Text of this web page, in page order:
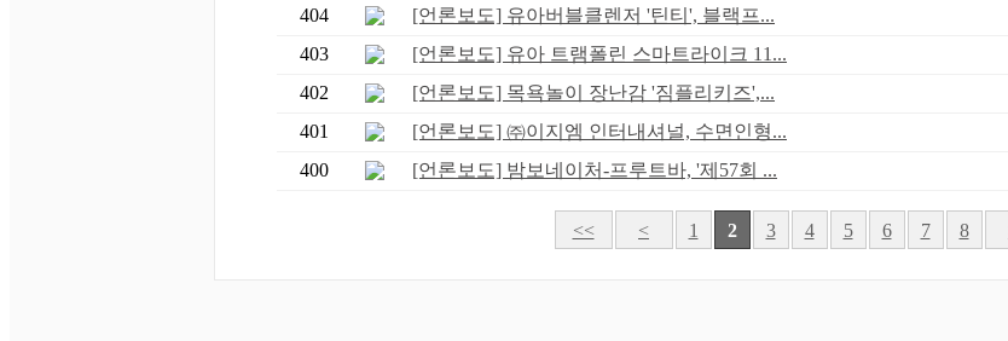
404
[언론보도] 유아버블클렌저 '틴티', 블랙프...
403
[언론보도] 유아 트램폴린 스마트라이크 11...
402
[언론보도] 목욕놀이 장난감 '짐플리키즈',...
401
[언론보도] ㈜이지엠 인터내셔널, 수면인형...
400
[언론보도] 밤보네이처-프루트바, '제57회 ...
<< < 1 2 3 4 5 6 7 8